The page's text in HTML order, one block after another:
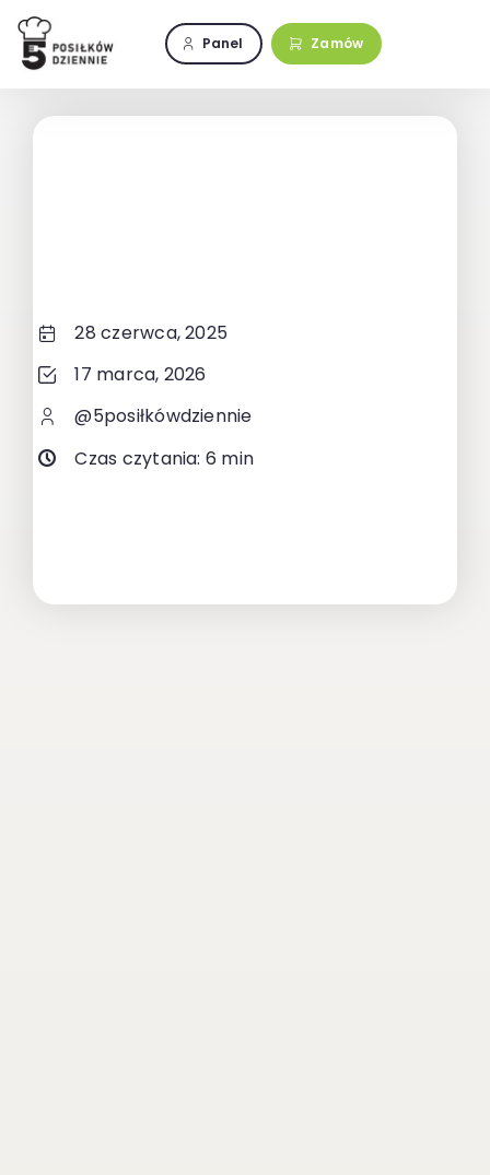
Przejdź
zawartości
Panel Zamów
28 czerwca, 2025
17 marca, 2026
@5posiłkówdziennie
Czas czytania: 6 min